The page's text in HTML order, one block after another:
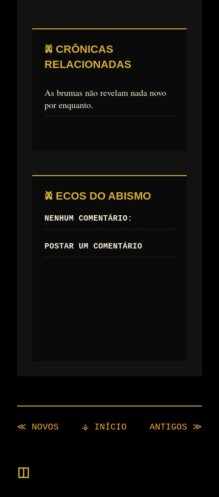
𖤙 CRÔNICAS
RELACIONADAS
As brumas não revelam nada novo
por enquanto.
𖤙 ECOS DO ABISMO
NENHUM COMENTÁRIO:
POSTAR UM COMENTÁRIO
≪ NOVOS ⚶ INÍCIO ANTIGOS ≫
◫